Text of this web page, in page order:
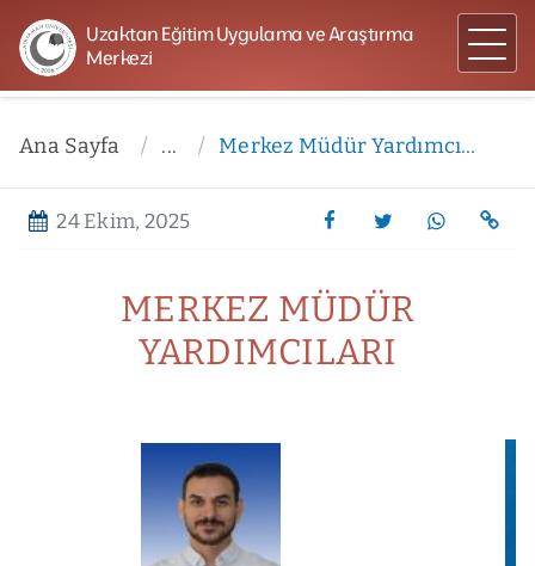
Uzaktan Eğitim Uygulama ve Araştırma
Merkezi
Ana Sayfa ... Merkez Müdür Yardımcıları
24 Ekim, 2025
MERKEZ MÜDÜR
YARDIMCILARI